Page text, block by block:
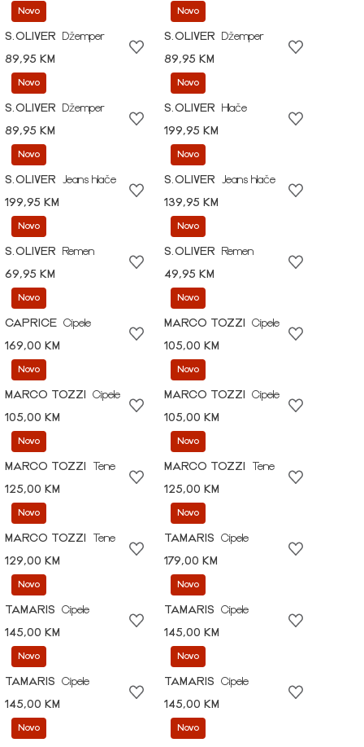
Novo
S.OLIVER
Džemper
89,95 KM
Novo
S.OLIVER
Džemper
89,95 KM
Novo
S.OLIVER
Džemper
89,95 KM
Novo
S.OLIVER
Hlače
199,95 KM
Novo
S.OLIVER
Jeans hlače
199,95 KM
Novo
S.OLIVER
Jeans hlače
139,95 KM
Novo
S.OLIVER
Remen
69,95 KM
Novo
S.OLIVER
Remen
49,95 KM
Novo
CAPRICE Cipele
169,00 KM
Novo
MARCO TOZZI
Cipele
105,00 KM
Novo
MARCO TOZZI
Cipele
105,00 KM
Novo
MARCO TOZZI
Cipele
105,00 KM
Novo
MARCO TOZZI
Tene
125,00 KM
Novo
MARCO TOZZI
Tene
125,00 KM
Novo
MARCO TOZZI
Tene
129,00 KM
Novo
TAMARIS
Cipele
179,00 KM
Novo
TAMARIS
Cipele
145,00 KM
Novo
TAMARIS
Cipele
145,00 KM
Novo
TAMARIS
Cipele
145,00 KM
Novo
TAMARIS
Cipele
145,00 KM
Novo Novo